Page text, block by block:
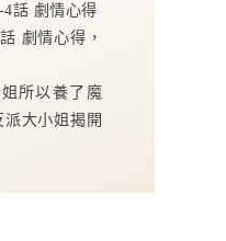
話 劇情心得
劇情心得，
所以養了魔
大小姐揭開